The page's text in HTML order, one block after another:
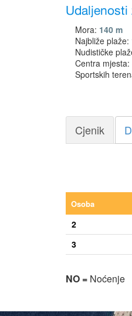
Mora: 140 m
Najbliže plaže:
Nudističke
Centra mjesta:
Sportskih
Cjenik
Osoba
2
3
NO = Noćenje